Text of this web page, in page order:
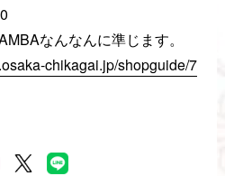
なんなんに準じます。
chikagai.jp/shopguide/7